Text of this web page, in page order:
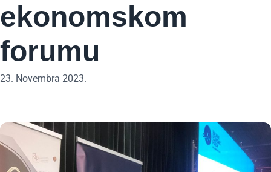
ekonomskom
forumu
23. Novembra 2023.